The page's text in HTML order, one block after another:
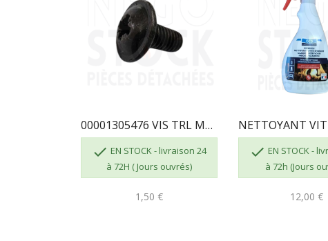
00001305476 VIS TRL M5X10 POZIE ZN NOIR
 EN STOCK - livraison 24
à 72H ( Jours ouvrés)
1,50 €
 EN STOCK -
à 72h (Jours
12,00 €